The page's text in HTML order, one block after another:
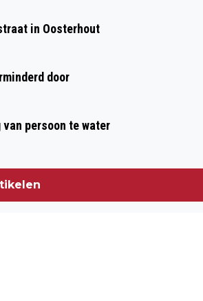
in Oosterhout
door
persoon te water